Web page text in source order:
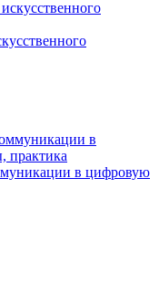
в цифровую